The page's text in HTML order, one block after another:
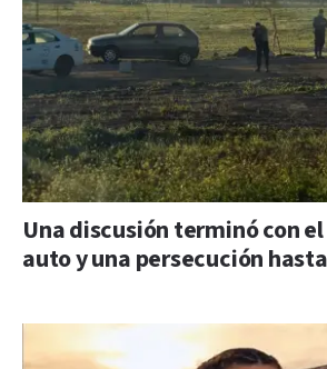
Una discusión terminó con
auto y una persecución